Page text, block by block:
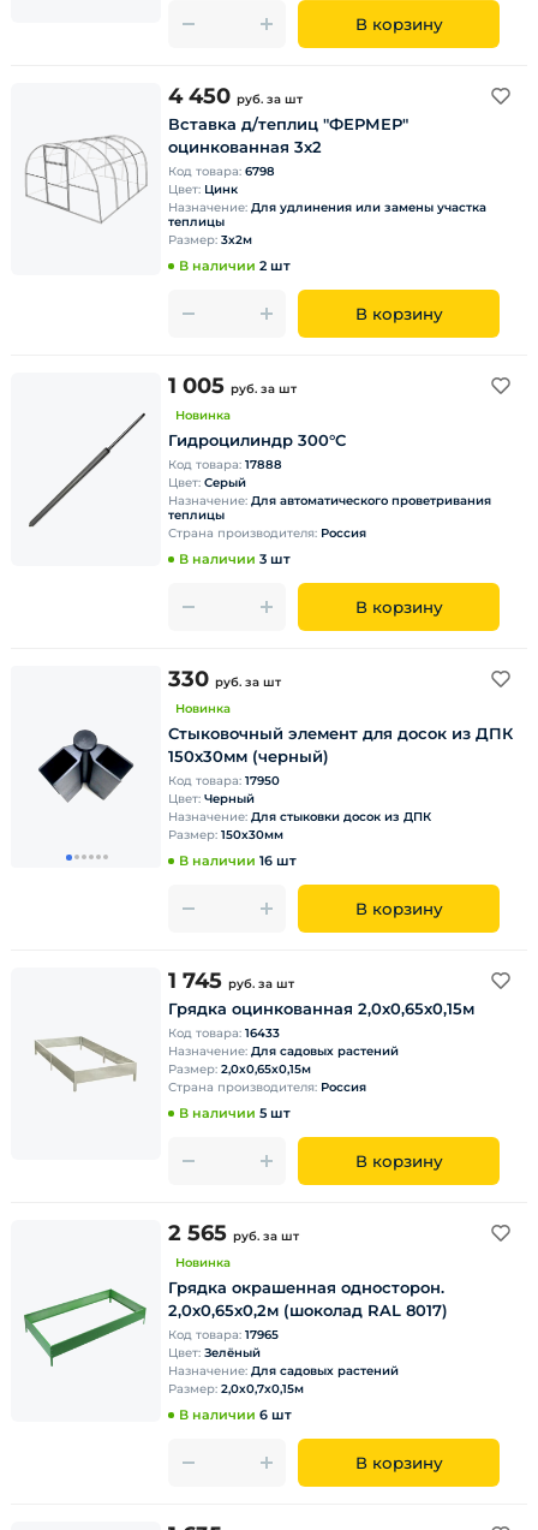
В корзину
4 450 руб. за шт
Вставка д/теплиц "ФЕРМЕР"
оцинкованная 3х2
Код товара: 6798
Цвет: Цинк
Назначение: Для удлинения или замены участка
теплицы
Размер: 3х2м
В наличии 2 шт
В корзину
1 005 руб. за шт
Новинка
Гидроцилиндр 300°С
Код товара: 17888
Цвет: Серый
Назначение: Для автоматического проветривания
теплицы
Страна производителя: Россия
В наличии 3 шт
В корзину
330 руб. за шт
Новинка
Стыковочный элемент для досок из ДПК
150х30мм (черный)
Код товара: 17950
Цвет: Черный
Назначение: Для стыковки досок из ДПК
Размер: 150х30мм
В наличии 16 шт
В корзину
1 745 руб. за шт
Грядка оцинкованная 2,0х0,65х0,15м
Код товара: 16433
Назначение: Для садовых растений
Размер: 2,0х0,65х0,15м
Страна производителя: Россия
В наличии 5 шт
В корзину
2 565 руб. за шт
Новинка
Грядка окрашенная односторон.
2,0х0,65х0,2м (шоколад RAL 8017)
Код товара: 17965
Цвет: Зелёный
Назначение: Для садовых растений
Размер: 2,0х0,7х0,15м
В наличии 6 шт
В корзину